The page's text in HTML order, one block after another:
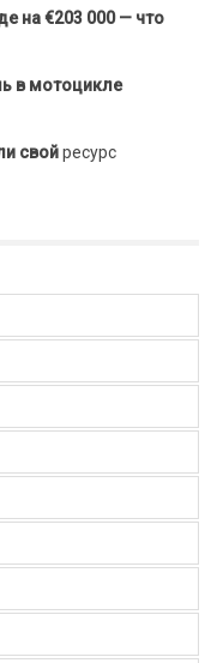
на €203 000 — что
в мотоцикле
свойресурс